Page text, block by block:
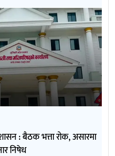
: बैठक भत्ता रोक, असारमा
निषेध